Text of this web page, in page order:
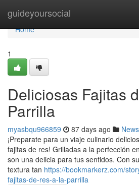
guideyoursocial
Home
Home
1
Deliciosas Fajitas
Parrilla
myasbqu966859 87 days ago News
¡Preparate para un viaje culinario
fajitas de res! Grilladas a la perfección
son una delicia para tus sentidos. Con
textura tan https://bookmarkerz.com/
fajitas-de-res-a-la-parrilla